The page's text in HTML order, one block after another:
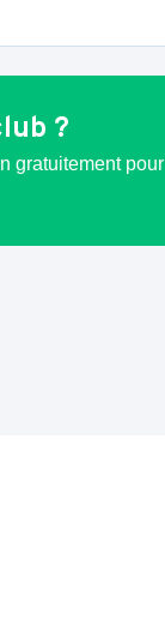
?
gratuitement pour